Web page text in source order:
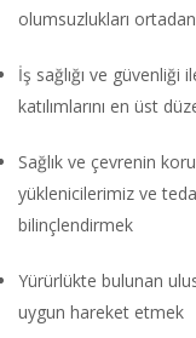
olumsuzlukları
İş sağlığı ve güvenliği
katılımlarını en üst
Sağlık ve çevrenin
yüklenicilerimiz ve
bilinçlendirmek
Yürürlükte bulunan
uygun hareket etmek